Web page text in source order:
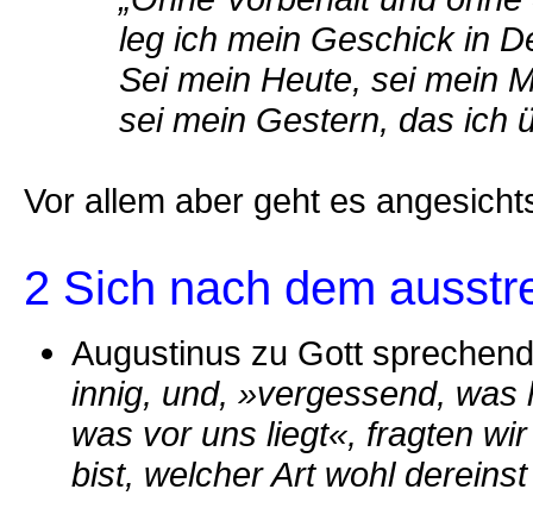
leg ich mein Geschick in
Sei mein
sei mein Gestern, das ich
Vor allem aber geht es
2 Sich nach dem
Augustinus zu Gott
innig, und, »vergessend,
was vor uns liegt«, fragten
bist, welcher Art wohl